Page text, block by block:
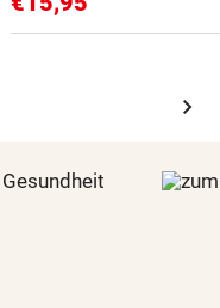
chevron_right